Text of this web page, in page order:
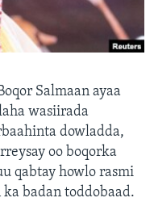
Salmaan ayaa
wasiirada
dowladda,
oo boqorka
qabtay howlo rasmi
badan toddobaad.